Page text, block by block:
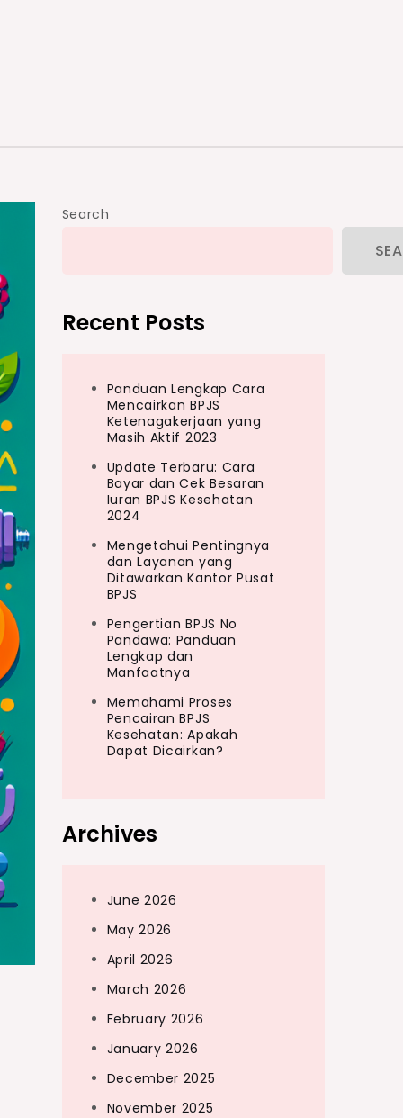
Search
Recent Posts
Panduan Lengkap Cara
Mencairkan BPJS
Ketenagakerjaan yang
Masih Aktif 2023
Update Terbaru: Cara
Bayar dan Cek Besaran
Iuran BPJS Kesehatan
2024
Mengetahui Pentingnya
dan Layanan yang
Ditawarkan Kantor Pusat
BPJS
Pengertian BPJS No
Pandawa: Panduan
Lengkap dan
Manfaatnya
Memahami Proses
Pencairan BPJS
Kesehatan: Apakah
Dapat Dicairkan?
Archives
June 2026
May 2026
April 2026
March 2026
February 2026
January 2026
December 2025
November 2025